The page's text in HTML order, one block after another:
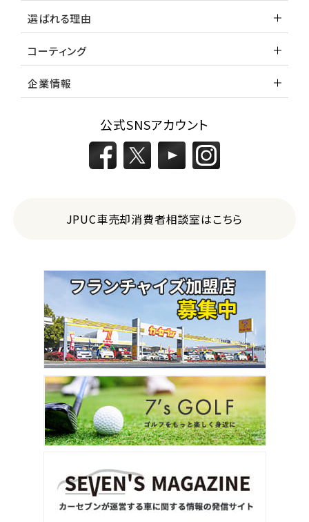
選ばれる理由
コーティング
企業情報
公式SNSアカウント
JPUC車売却消費者相談室はこちら